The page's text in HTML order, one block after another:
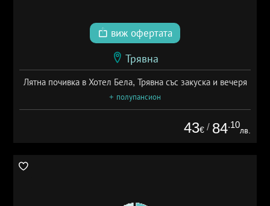
виж офертата
Трявна
Лятна почивка в Хотел Бела, Трявна със закуска и вечеря
+ полупансион
43€ / 84.10
лв.